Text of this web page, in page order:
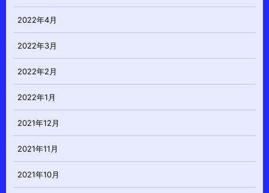
2022年4月
2022年3月
2022年2月
2022年1月
2021年12月
2021年11月
2021年10月